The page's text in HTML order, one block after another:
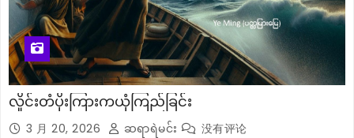
လှိုင်းတံပိုးကြားကယုံကြည်ခြင်း
3 月 20, 2026 ဆရာရဲမင်း 没有评论